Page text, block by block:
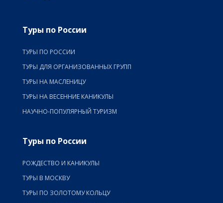
Туры по России
ТУРЫ ПО РОССИИ
ТУРЫ ДЛЯ ОРГАНИЗОВАННЫХ ГРУПП
ТУРЫ НА МАСЛЕНИЦУ
ТУРЫ НА ВЕСЕННИЕ КАНИКУЛЫ
НАУЧНО-ПОПУЛЯРНЫЙ ТУРИЗМ
Туры по России
РОЖДЕСТВО И КАНИКУЛЫ
ТУРЫ В МОСКВУ
ТУРЫ ПО ЗОЛОТОМУ КОЛЬЦУ